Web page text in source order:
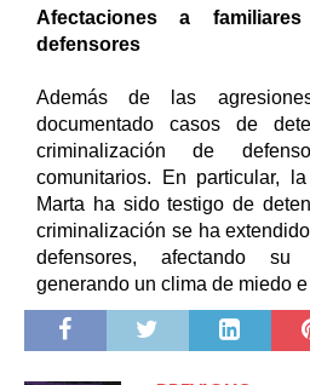
Afectaciones a
defensores
Además de las
documentado casos de
criminalización de
comunitarios. En particular,
Marta ha sido testigo de
criminalización se ha
defensores, afectando
generando un clima de miedo